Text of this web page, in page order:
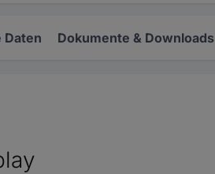
Daten Dokumente & Downloads